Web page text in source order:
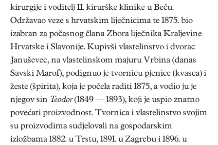
kirurgije i voditelj II. kirurške klinike u Beču.
Održavao veze s hrvatskim liječnicima te 1875. bio
izabran za počasnog člana Zbora liječnika Kraljevine
Hrvatske i Slavonije. Kupivši vlastelinstvo i dvorac
Januševec, na vlastelinskom majuru Vrbina (danas
Savski Marof), podignuo je tvornicu pjenice (kvasca) i
žeste (špirita), koja je počela raditi 1875, a vodio ju je
njegov sin Teodor(1849 — 1893), koji je uspio znatno
povećati proizvodnost. Tvornica i vlastelinstvo svojim
su proizvodima sudjelovali na gospodarskim
izložbama 1882. u Trstu, 1891. u Zagrebu i 1896. u